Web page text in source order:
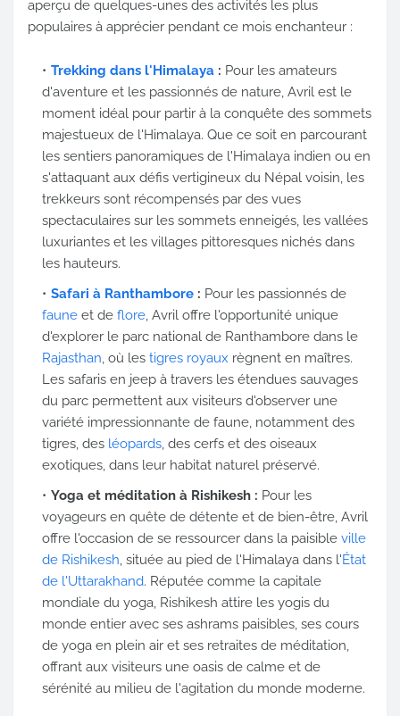
aperçu de quelques-unes des activités les plus
populaires à apprécier pendant ce mois enchanteur :
Trekking dans l'Himalaya : Pour les amateurs
d'aventure et les passionnés de nature, Avril est le
moment idéal pour partir à la conquête des sommets
majestueux de l'Himalaya. Que ce soit en parcourant
les sentiers panoramiques de l'Himalaya indien ou en
s'attaquant aux défis vertigineux du Népal voisin, les
trekkeurs sont récompensés par des vues
spectaculaires sur les sommets enneigés, les vallées
luxuriantes et les villages pittoresques nichés dans
les hauteurs.
Safari à Ranthambore : Pour les passionnés de
faune et de flore, Avril offre l'opportunité unique
d'explorer le parc national de Ranthambore dans le
Rajasthan, où les tigres royaux règnent en maîtres.
Les safaris en jeep à travers les étendues sauvages
du parc permettent aux visiteurs d'observer une
variété impressionnante de faune, notamment des
tigres, des léopards, des cerfs et des oiseaux
exotiques, dans leur habitat naturel préservé.
Yoga et méditation à Rishikesh : Pour les
voyageurs en quête de détente et de bien-être, Avril
offre l'occasion de se ressourcer dans la paisible ville
de Rishikesh, située au pied de l'Himalaya dans l'État
de l'Uttarakhand. Réputée comme la capitale
mondiale du yoga, Rishikesh attire les yogis du
monde entier avec ses ashrams paisibles, ses cours
de yoga en plein air et ses retraites de méditation,
offrant aux visiteurs une oasis de calme et de
sérénité au milieu de l'agitation du monde moderne.